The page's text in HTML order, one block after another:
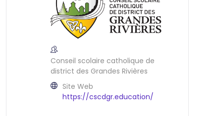
Conseil scolaire catholique de
district des Grandes Rivières
Site Web
https://cscdgr.education/